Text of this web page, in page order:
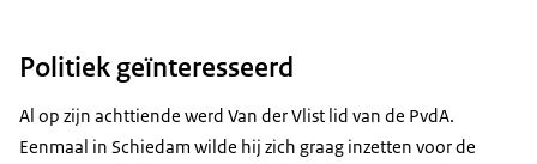
Politiek geïnteresseerd
Al op zijn achttiende werd Van der Vlist lid van de PvdA.
Eenmaal in Schiedam wilde hij zich graag inzetten voor de